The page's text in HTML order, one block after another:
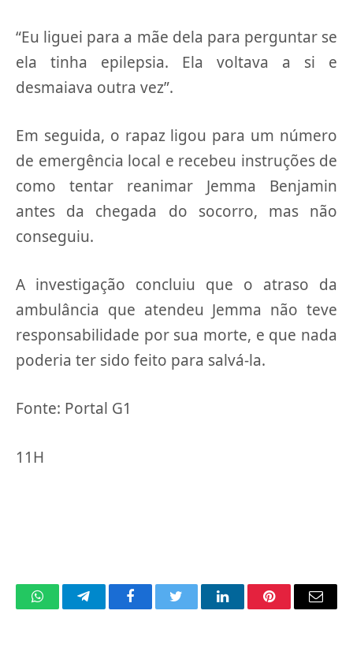
“Eu liguei para a mãe dela para perguntar se
ela tinha epilepsia. Ela voltava a si e
desmaiava outra vez”.
Em seguida, o rapaz ligou para um número
de emergência local e recebeu instruções de
como tentar reanimar Jemma Benjamin
antes da chegada do socorro, mas não
conseguiu.
A investigação concluiu que o atraso da
ambulância que atendeu Jemma não teve
responsabilidade por sua morte, e que nada
poderia ter sido feito para salvá-la.
Fonte: Portal G1
11H
WhatsAppTelegramFacebookTwitter LinkedInPinterestEmail